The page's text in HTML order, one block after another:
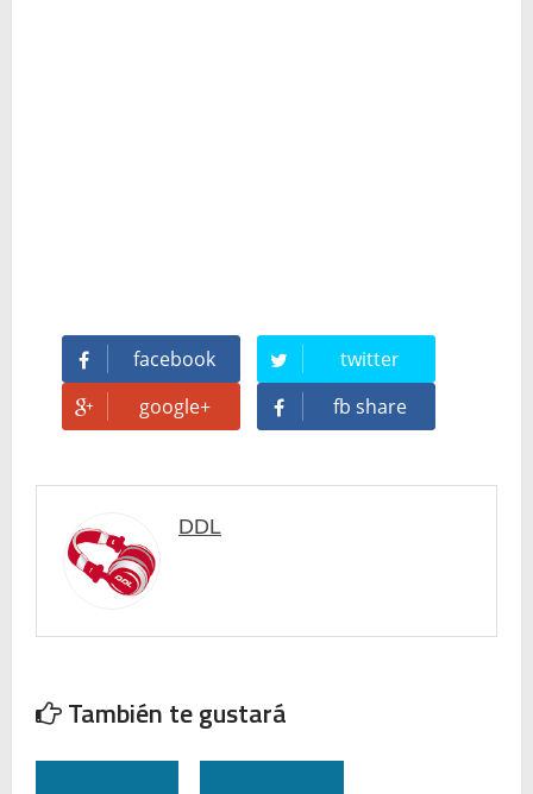
facebook
twitter
google+
fb share
DDL
También te gustará